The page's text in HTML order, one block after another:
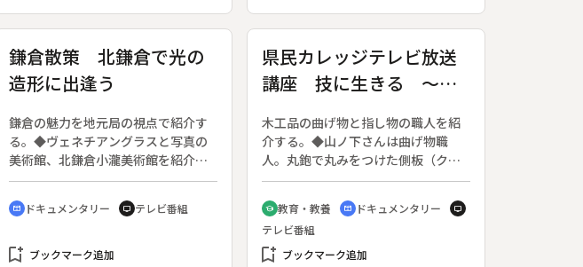
鎌倉散策 北鎌倉で光の
造形に出逢う
鎌倉の魅力を地元局の視点で紹介す
る。◆ヴェネチアングラスと写真の
美術館、北鎌倉小瀧美術館を紹介す
る。
cinematic_blur ドキュメンタリー tv テレビ番組
bookmark_add ブックマーク追加
県民カレッジテレビ放送
講座 技に生きる ～富
「熟練技の用具」～曲げ
物、指し物、結い物の世
界～
木工品の曲げ物と指し物の職人を紹
介する。◆山ノ下さんは曲げ物職
人。丸鉋で丸みをつけた側板（ク
レ）をタガで締め、祝い樽を作る。
プラスチック製品の普及で曲げ物職
人は激減したが、産湯の下盥、結婚
の祝い樽など、人生の節目と曲げ物
は深く結びついてきた。◆榊さん
school 教育・教養 cinematic_blur ドキュメンタリー tv
テレビ番組
bookmark_add ブックマーク追加